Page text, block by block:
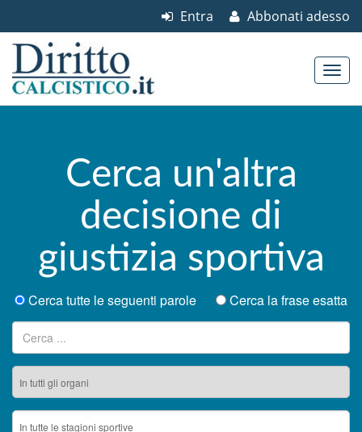
Abbonati adesso
Entra
Cerca un'altra
decisione di
giustizia sportiva
Cerca tutte le seguenti parole
Cerca la frase esatta
Ricerca per: